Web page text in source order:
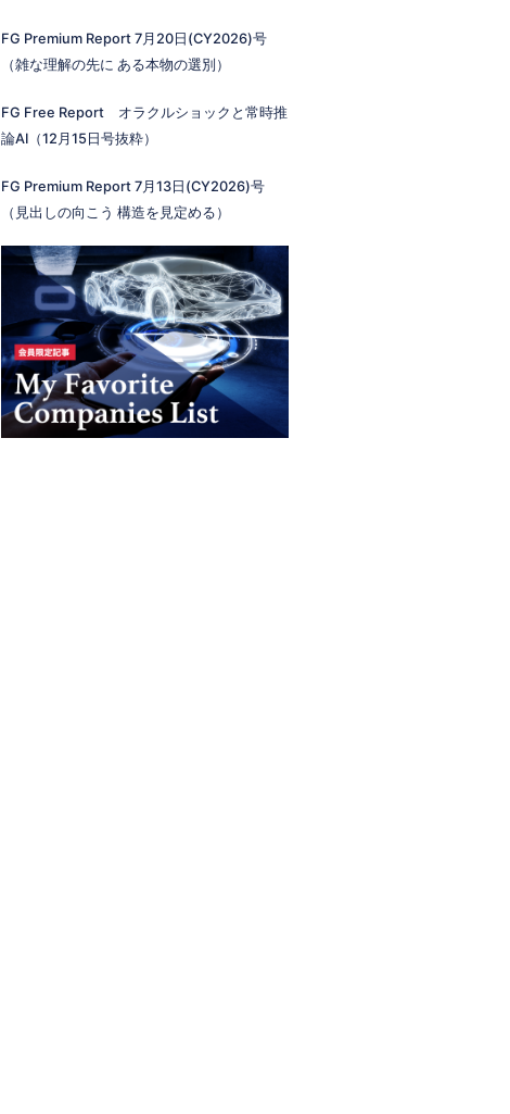
FG Premium Report 7月20日(CY2026)号
（雑な理解の先に ある本物の選別）
FG Free Report オラクルショックと常時推
論AI（12月15日号抜粋）
FG Premium Report 7月13日(CY2026)号
（見出しの向こう 構造を見定める）